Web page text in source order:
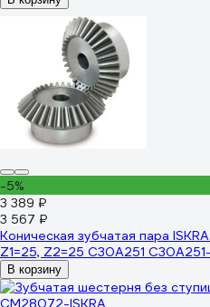
-5%
3 389 ₽
3 567 ₽
Коническая зубчатая пара
Z1=25, Z2=25 C30A251
В корзину